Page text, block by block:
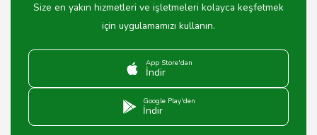
Size en yakın hizmetleri ve işletmeleri kolayca keşfetmek
için uygulamamızı kullanın.
App Store'dan
İndir
Google Play'den
İndir